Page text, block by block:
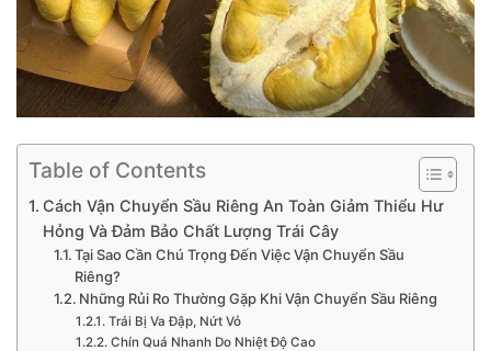
Table of Contents
Cách Vận Chuyển Sầu Riêng An Toàn Giảm Thiểu Hư
Hỏng Và Đảm Bảo Chất Lượng Trái Cây
Tại Sao Cần Chú Trọng Đến Việc Vận Chuyển Sầu
Riêng?
Những Rủi Ro Thường Gặp Khi Vận Chuyển Sầu Riêng
Trái Bị Va Đập, Nứt Vỏ
Chín Quá Nhanh Do Nhiệt Độ Cao